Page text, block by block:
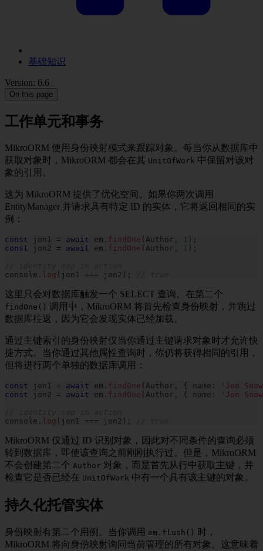
基础知识
Version: 6.6
On this page
工作单元和事务
MikroORM 使用身份映射模式来跟踪对象。每当你从数据库中
获取对象时，MikroORM 都会在其 UnitOfWork 中保留对该对
象的引用。
这为 MikroORM 提供了优化空间。如果你两次调用
EntityManager 并请求具有特定 ID 的实体，它将返回相同的实
例：
const jon1 = await em . findOne ( Author , 1 ) ;
const jon2 = await em . findOne ( Author , 1 ) ;
console . log ( jon1 === jon2 ) ;
这里只会对数据库触发一个 SELECT 查询。在第二个
findOne() 调用中，MikroORM 将首先检查身份映射，并跳过
数据库往返，因为它会发现实体已经加载。
通过主键索引的身份映射仅当你通过主键请求对象时才允许快
捷方式。当你通过其他属性查询时，你仍将获得相同的引用，
但将进行两个单独的数据库调用：
const jon1 = await em . findOne ( Author , { name :
'Jon
const jon2 = await em . findOne ( Author , { name :
'Jon
console . log ( jon1 === jon2 ) ;
MikroORM 仅通过 ID 识别对象，因此对不同条件的查询必须
转到数据库，即使该查询之前刚刚执行过。但是，MikroORM
不会创建第二个 Author 对象，而是首先从行中获取主键，并
检查它是否已经在 UnitOfWork 中有一个具有该主键的对象。
持久化托管实体
身份映射有第二个用例。当你调用 em.flush()
时，
MikroORM 将向身份映射询问当前管理的所有对象。这意味着